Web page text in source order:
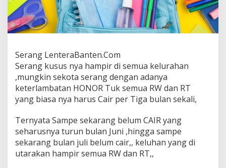
Serang LenteraBanten.Com
Serang kusus nya hampir di semua kelurahan
,mungkin sekota serang dengan adanya
keterlambatan HONOR Tuk semua RW dan RT
yang biasa nya harus Cair per Tiga bulan sekali,
Ternyata Sampe sekarang belum CAIR yang
seharusnya turun bulan Juni ,hingga sampe
sekarang bulan juli belum cair,, keluhan yang di
utarakan hampir semua RW dan RT,,